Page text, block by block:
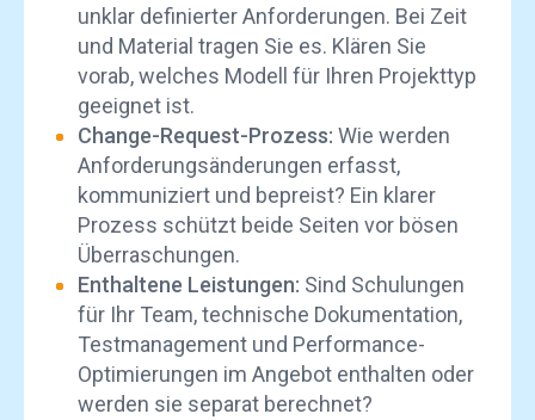
unklar definierter Anforderungen. Bei Zeit
und Material tragen Sie es. Klären Sie
vorab, welches Modell für Ihren Projekttyp
geeignet ist.
Change-Request-Prozess: Wie werden
Anforderungsänderungen erfasst,
kommuniziert und bepreist? Ein klarer
Prozess schützt beide Seiten vor bösen
Überraschungen.
Enthaltene Leistungen: Sind Schulungen
für Ihr Team, technische Dokumentation,
Testmanagement und Performance-
Optimierungen im Angebot enthalten oder
werden sie separat berechnet?